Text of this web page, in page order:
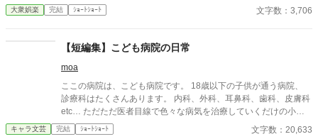
大衆娯楽 完結 ｼｮｰﾄｼｮｰﾄ 文字数：3,706
【短編集】こども病院の日常
moa
ここの病院は、こども病院です。 18歳以下の子供が通う病院、
診療科はたくさんあります。 内科、外科、耳鼻科、歯科、皮膚科
etc… ただただ医者目線で色々な病気を治療していくだけの小説
です。 恋愛要素などは一切ありません。 密着病院24時！的な感
じです。 人物像などは表記していない為、読者様のご想像にお任
キャラ文芸 完結 ｼｮｰﾄｼｮｰﾄ 文字数：20,633